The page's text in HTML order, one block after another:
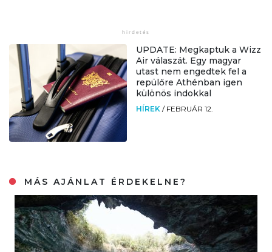
UPDATE: Megkaptuk a Wizz
Air válaszát. Egy magyar
utast nem engedtek fel a
repülőre Athénban igen
különös indokkal
HÍREK / FEBRUÁR 12.
MÁS AJÁNLAT ÉRDEKELNE?